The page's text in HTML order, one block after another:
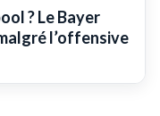
? Le Bayer
l’offensive